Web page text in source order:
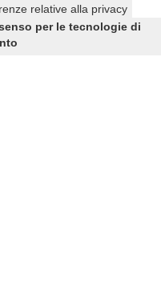
relative alla privacy
per le tecnologie di